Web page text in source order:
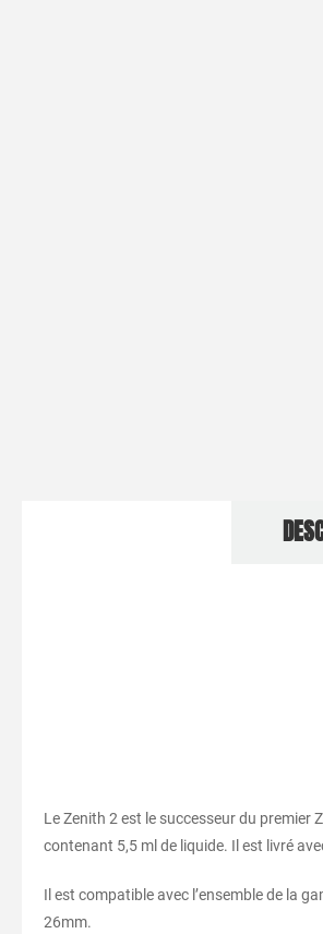
Le Zenith 2 est le successeur du premier
contenant 5,5 ml de liquide. Il est livré
Il est compatible avec l’ensemble de la
26mm.